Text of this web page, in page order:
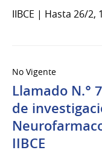
IIBCE | Hasta 26/2,
No Vigente
Llamado N.°
de
IIBCE